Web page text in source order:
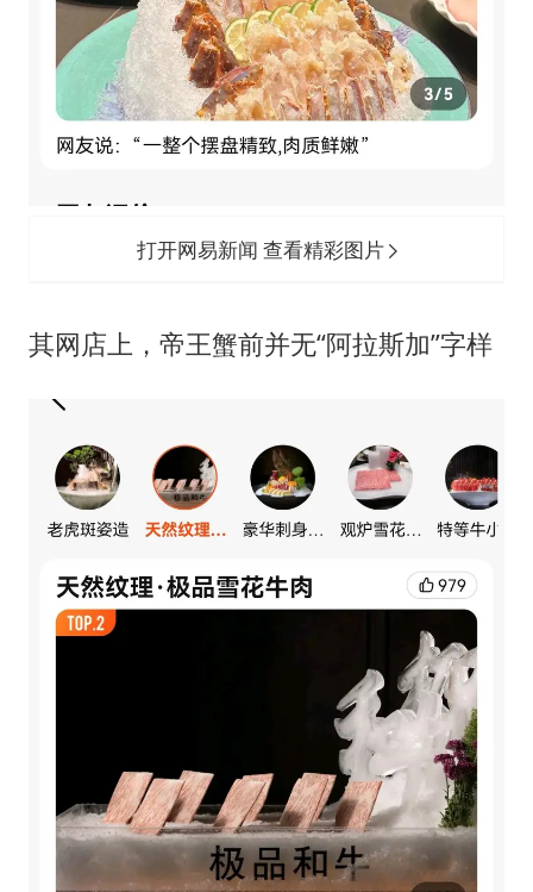
打开网易新闻 查看精彩图片
其网店上，帝王蟹前并无“阿拉斯加”字样